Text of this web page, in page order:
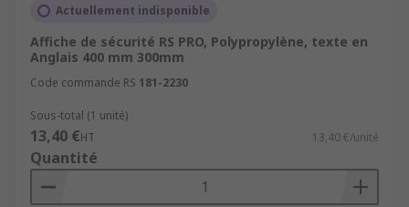
Actuellement indisponible
Affiche de sécurité RS PRO, Polypropylène, texte en
Anglais 400 mm 300mm
Code commande RS 181-2230
Sous-total (1 unité)
13,40 €HT 13,40 €/unité
Quantité